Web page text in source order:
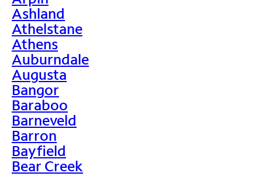
Ashland
Athelstane
Athens
Auburndale
Augusta
Bangor
Baraboo
Barneveld
Barron
Bayfield
Bear Creek